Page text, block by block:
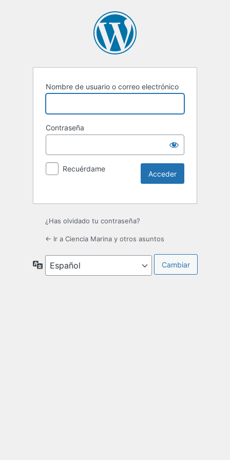
Nombre de usuario o correo electrónico
Contraseña
Recuérdame
¿Has olvidado tu contraseña?
← Ir a Ciencia Marina y otros asuntos
Idioma